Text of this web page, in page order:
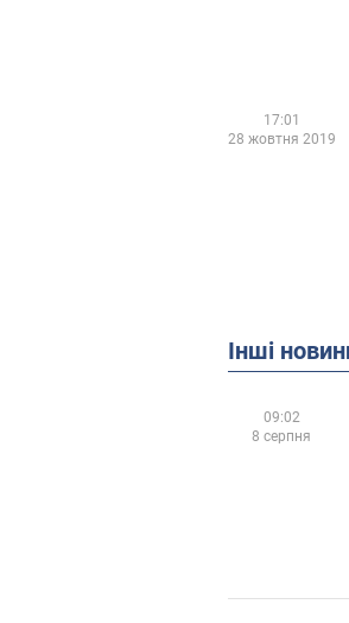
17:01
28 жовтня 2019
Інші
09:02
8 серпня